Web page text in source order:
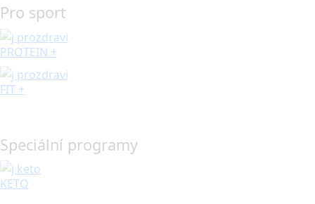
Pro sport
PROTEIN +
FIT +
Speciální programy
KETO